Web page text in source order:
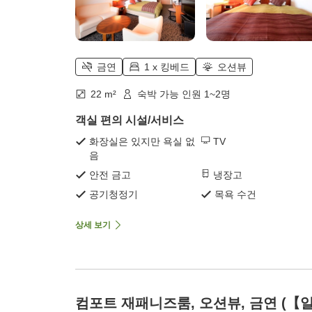
금연 1 x 킹베드 오션뷰
22 m² 숙박 가능 인원 1~2명
객실 편의 시설/서비스
화장실은 있지만 욕실 없
음
TV
안전 금고
냉장고
공기청정기
목욕 수건
상세 보기
컴포트 재패니즈룸, 오션뷰, 금연 (【